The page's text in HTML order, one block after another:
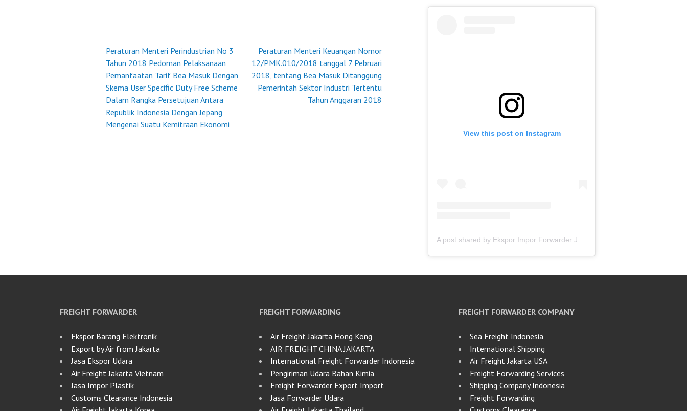
WAJIB
Post
navigation
Peraturan Menteri Perindustrian No 3
Tahun 2018 Pedoman Pelaksanaan
Pemanfaatan Tarif Bea Masuk Dengan
Skema User Specific Duty Free Scheme
Dalam Rangka Persetujuan Antara
Republik Indonesia Dengan Jepang
Mengenai Suatu Kemitraan Ekonomi
Peraturan Menteri Keuangan Nomor
12/PMK.010/2018 tanggal 7 Pebruari
2018, tentang Bea Masuk Ditanggung
Pemerintah Sektor Industri Tertentu
Tahun Anggaran 2018
View this post on Instagram
FREIGHT FORWARDER
Ekspor Barang Elektronik
Export by Air from Jakarta
Jasa Ekspor Udara
Air Freight Jakarta Vietnam
Jasa Impor Plastik
Customs Clearance Indonesia
FREIGHT FORWARDING
Air Freight Jakarta Hong Kong
AIR FREIGHT CHINA JAKARTA
International Freight Forwarder Indonesia
Pengiriman Udara Bahan Kimia
Freight Forwarder Export Import
Jasa Forwarder Udara
FREIGHT FORWARDER COMPANY
Sea Freight Indonesia
International Shipping
Air Freight Jakarta USA
Freight Forwarding Services
Shipping Company Indonesia
Freight Forwarding